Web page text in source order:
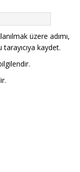
üzere adımı,
kaydet.